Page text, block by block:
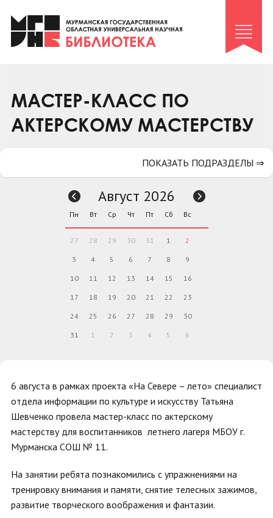
Клуб «Гиря и сельдерей»
Клуб «Семейный архив»
Коллегам
Контакты
МАСТЕР-КЛАСС ПО
АКТЕРСКОМУ МАСТЕРСТВУ
6 августа в рамках проекта «На Севере – лето» специалист
отдела информации по культуре и искусству Татьяна
Шевченко провела мастер-класс по актерскому
мастерству для воспитанников летнего лагеря МБОУ г.
Мурманска СОШ № 11.
На занятии ребята познакомились с упражнениями на
тренировку внимания и памяти, снятие телесных зажимов,
развитие творческого воображения и фантазии.
ПОКАЗАТЬ ПОДРАЗДЕЛЫ ⇒
Август 2026
Пн Вт Ср Чт Пт Сб Вс
27 28 29 30 31 1 2
3 4 5 6 7 8 9
10 11 12 13 14 15 16
17 18 19 20 21 22 23
24 25 26 27 28 29 30
31 1 2 3 4 5 6